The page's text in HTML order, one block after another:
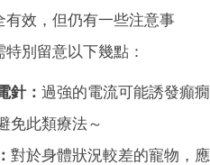
效，但仍有一些注意事
別留意以下幾點：
針： 過強的電流可能誘發癲癇
免此類療法～
對於身體狀況較差的寵物，應